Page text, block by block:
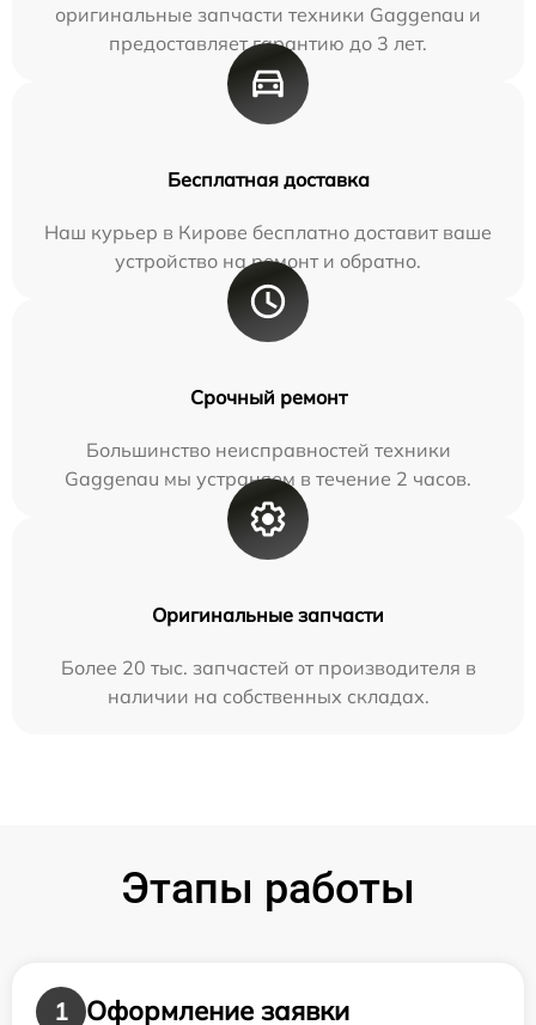
оригинальные запчасти техники Gaggenau и
предоставляет гарантию до 3 лет.
Бесплатная доставка
Наш курьер в Кирове бесплатно доставит ваше
устройство на ремонт и обратно.
Срочный ремонт
Большинство неисправностей техники
Gaggenau мы устраняем в течение 2 часов.
Оригинальные запчасти
Более 20 тыс. запчастей от производителя в
наличии на собственных складах.
Этапы работы
1 Оформление заявки